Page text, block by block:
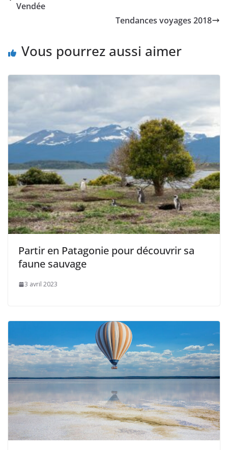
Vendée
Tendances voyages 2018
Vous pourrez aussi aimer
Partir en Patagonie pour découvrir sa
faune sauvage
3 avril 2023